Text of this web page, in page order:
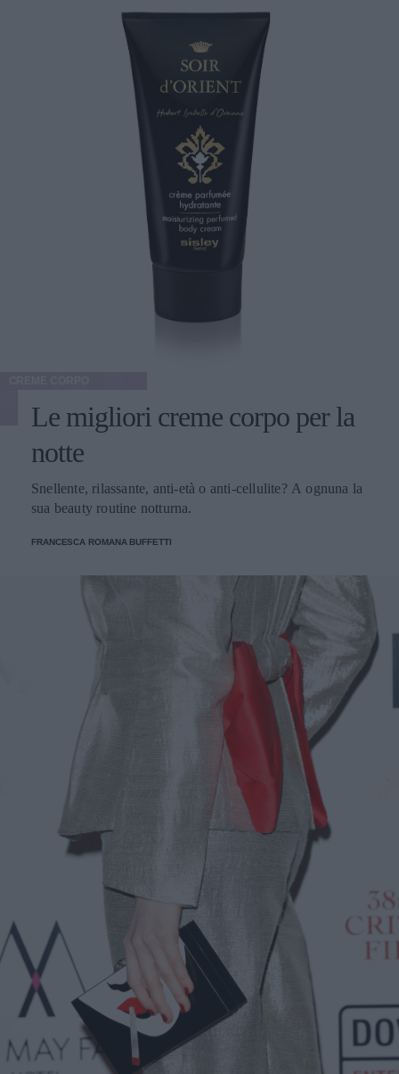
Le migliori creme corpo per la
notte
Snellente, rilassante, anti-età o anti-cellulite? A ognuna la
sua beauty routine notturna.
FRANCESCA ROMANA BUFFETTI